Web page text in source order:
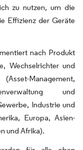
zu nutzen, um die
Effizienz der Geräte
nach Produkt
Wechselrichter und
Management,
und
Industrie und
Europa, Asien-
und Afrika).